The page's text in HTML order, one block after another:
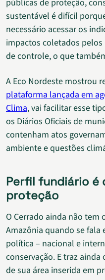
públicas de proteção,
sustentável é difícil
necessário acessar os
impactos coletados
de controle, o que
A Eco Nordeste mostrou
plataforma lançada em
Clima, vai facilitar esse
os Diários Oficiais de
contenham atos
ambiente e questões
Perfil fundiário é
proteção
O Cerrado ainda não tem
Amazônia quando se fala
política – nacional e
conservação. E traz
de sua área inserida em